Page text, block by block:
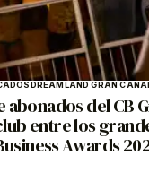
DREAMLAND GRAN
abonados del CB
entre los
Awards